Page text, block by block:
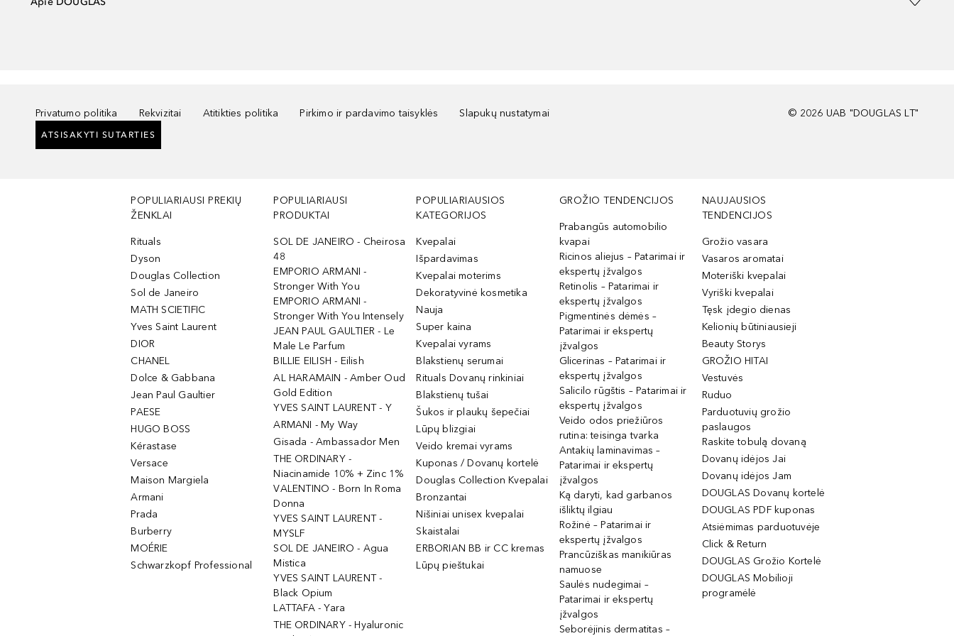
Privatumo politika Rekvizitai Atitikties politika Pirkimo ir pardavimo taisyklės Slapukų nustatymai
ATSISAKYTI SUTARTIES
© 2026 UAB "DOUGLAS LT"
POPULIARIAUSI PREKIŲ
ŽENKLAI
Rituals
Dyson
Douglas Collection
Sol de Janeiro
MATH SCIETIFIC
Yves Saint Laurent
DIOR
CHANEL
Dolce & Gabbana
Jean Paul Gaultier
PAESE
HUGO BOSS
Kérastase
Versace
Maison Margiela
Armani
Prada
Burberry
MOÉRIE
Schwarzkopf Professional
POPULIARIAUSI
PRODUKTAI
SOL DE JANEIRO - Cheirosa
48
EMPORIO ARMANI -
Stronger With You
EMPORIO ARMANI -
Stronger With You Intensely
JEAN PAUL GAULTIER - Le
Male Le Parfum
BILLIE EILISH - Eilish
AL HARAMAIN - Amber Oud
Gold Edition
YVES SAINT LAURENT - Y
ARMANI - My Way
Gisada - Ambassador Men
THE ORDINARY -
Niacinamide 10% + Zinc 1%
VALENTINO - Born In Roma
Donna
YVES SAINT LAURENT -
MYSLF
SOL DE JANEIRO - Agua
Mistica
YVES SAINT LAURENT -
Black Opium
LATTAFA - Yara
THE ORDINARY - Hyaluronic
POPULIARIAUSIOS
KATEGORIJOS
Kvepalai
Išpardavimas
Kvepalai moterims
Dekoratyvinė kosmetika
Nauja
Super kaina
Kvepalai vyrams
Blakstienų serumai
Rituals Dovanų rinkiniai
Blakstienų tušai
Šukos ir plaukų šepečiai
Lūpų blizgiai
Veido kremai vyrams
Kuponas / Dovanų kortelė
Douglas Collection Kvepalai
Bronzantai
Nišiniai unisex kvepalai
Skaistalai
ERBORIAN BB ir CC kremas
Lūpų pieštukai
GROŽIO TENDENCIJOS
Prabangūs automobilio
kvapai
Ricinos aliejus – Patarimai ir
ekspertų įžvalgos
Retinolis – Patarimai ir
ekspertų įžvalgos
Pigmentinės dėmės –
Patarimai ir ekspertų
įžvalgos
Glicerinas – Patarimai ir
ekspertų įžvalgos
Salicilo rūgštis – Patarimai ir
ekspertų įžvalgos
Veido odos priežiūros
rutina: teisinga tvarka
Antakių laminavimas –
Patarimai ir ekspertų
įžvalgos
Ką daryti, kad garbanos
išliktų ilgiau
Rožinė – Patarimai ir
ekspertų įžvalgos
Prancūziškas manikiūras
namuose
Saulės nudegimai –
Patarimai ir ekspertų
įžvalgos
Seborėjinis dermatitas –
NAUJAUSIOS
TENDENCIJOS
Grožio vasara
Vasaros aromatai
Moteriški kvepalai
Vyriški kvepalai
Tęsk įdegio dienas
Kelionių būtiniausieji
Beauty Storys
GROŽIO HITAI
Vestuvės
Ruduo
Parduotuvių grožio
paslaugos
Raskite tobulą dovaną
Dovanų idėjos Jai
Dovanų idėjos Jam
DOUGLAS Dovanų kortelė
DOUGLAS PDF kuponas
Atsiėmimas parduotuvėje
Click & Return
DOUGLAS Grožio Kortelė
DOUGLAS Mobilioji
programėlė